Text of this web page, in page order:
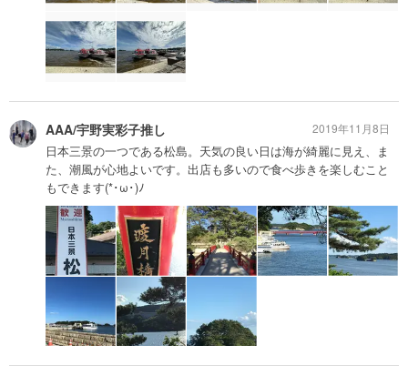
AAA/宇野実彩子推し
日本三景の一つである松島。天気の良い日は海が綺麗に見え、ま
た、潮風が心地よいです。出店も多いので食べ歩きを楽しむこと
もできます(*･ω･)ﾉ
2019年11月8日